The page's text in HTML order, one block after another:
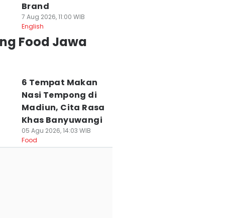
Brand
7 Aug 2026, 11:00 WIB
English
Food Jawa
6 Tempat Makan
Nasi Tempong di
Madiun, Cita Rasa
Khas Banyuwangi
05 Agu 2026, 14:03 WIB
Food